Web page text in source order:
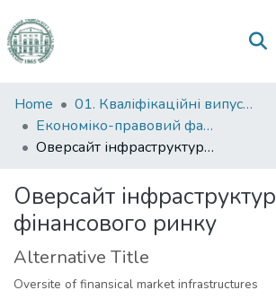
Communities
&
Collections
Statistics
Home
01. Кваліфікаційні випускні роботи здобувачів вищої освіти
Економіко-правовий факультет
Оверсайт інфраструктур фінансового ринку
Оверсайт інфраструктур
фінансового ринку
Alternative Title
Oversite of finansical market infrastructures